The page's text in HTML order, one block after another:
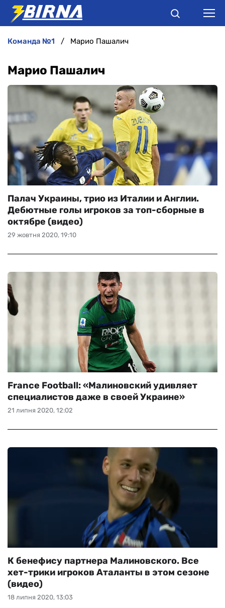
АНАЛІТИКА
РІЗНЕ
БУКМЕКЕРИ
команда №1 Марио Пашалич
Марио Пашалич
29 жовтня 2020, 19:10
Палач Украины, трио из Италии и Англии.
Дебютные голы игроков за топ-сборные в
октябре (видео)
21 липня 2020, 12:02
France Football: «Малиновский удивляет
специалистов даже в своей Украине»
18 липня 2020, 13:03
К бенефису партнера Малиновского. Все
хет-трики игроков Аталанты в этом сезоне
(видео)